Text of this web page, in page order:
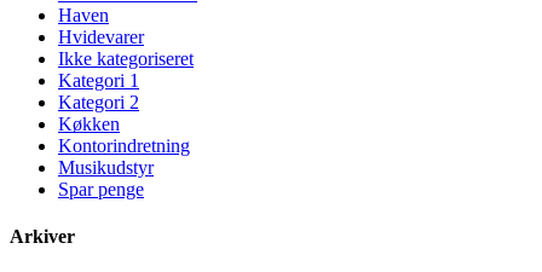
Haven
Hvidevarer
Ikke kategoriseret
Kategori 1
Kategori 2
Køkken
Kontorindretning
Musikudstyr
Spar penge
Arkiver